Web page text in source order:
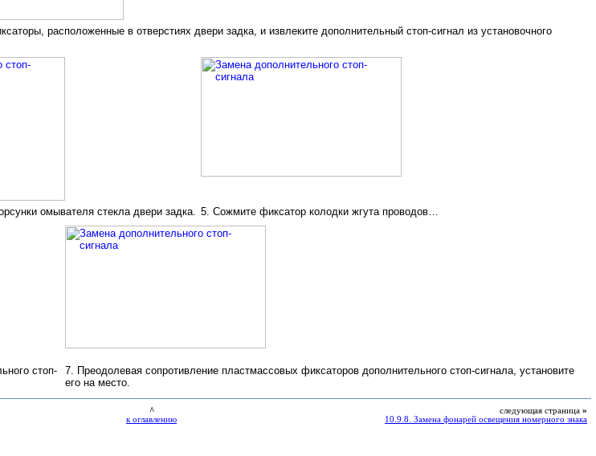
расположенные в отверстиях двери задка, и извлеките дополнительный стоп-сигнал из установочного
омывателя стекла двери задка. 5. Сожмите фиксатор колодки жгута проводов…
стоп-
7. Преодолевая сопротивление пластмассовых фиксаторов дополнительного стоп-сигнала, установите
его на место.
^
к оглавлению
следующая страница »
10.9.8. Замена фонарей освещения номерного знака